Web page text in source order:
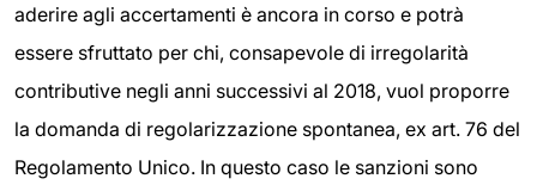
aderire agli accertamenti è ancora in corso e potrà
essere sfruttato per chi, consapevole di irregolarità
contributive negli anni successivi al 2018, vuol proporre
la domanda di regolarizzazione spontanea, ex art. 76 del
Regolamento Unico. In questo caso le sanzioni sono